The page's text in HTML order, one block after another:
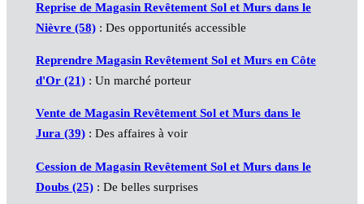
Reprise de Magasin Revêtement Sol et Murs dans le
Nièvre (58): Des opportunités accessible
Reprendre Magasin Revêtement Sol et Murs en Côte
d'Or (21): Un marché porteur
Vente de Magasin Revêtement Sol et Murs dans le
Jura (39): Des affaires à voir
Cession de Magasin Revêtement Sol et Murs dans le
Doubs (25): De belles surprises